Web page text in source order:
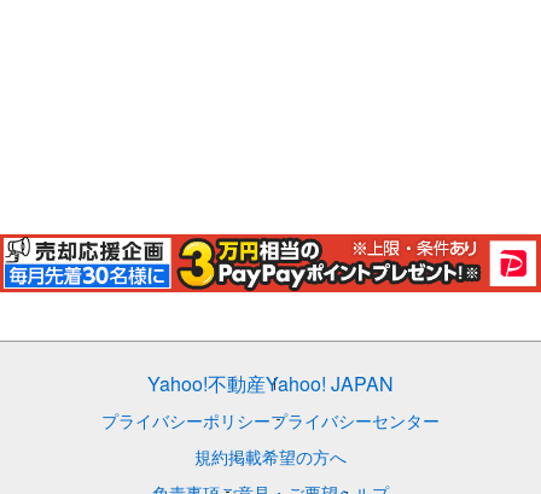
Yahoo!不動産Yahoo! JAPAN
プライバシーポリシープライバシーセンター
規約掲載希望の方へ